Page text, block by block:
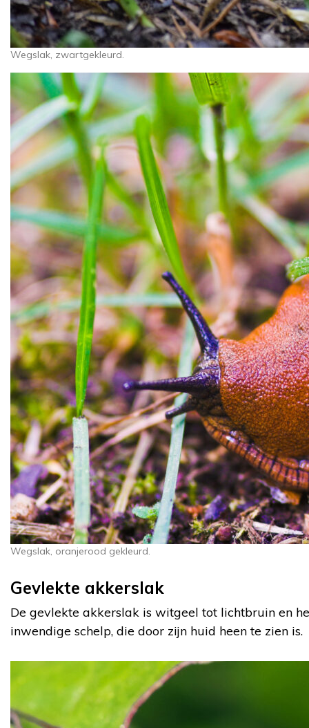
Wegslak, zwartgekleurd.
Wegslak, oranjerood gekleurd.
Gevlekte akkerslak
De gevlekte akkerslak is witgeel tot lichtbruin en
inwendige schelp, die door zijn huid heen te zien is.